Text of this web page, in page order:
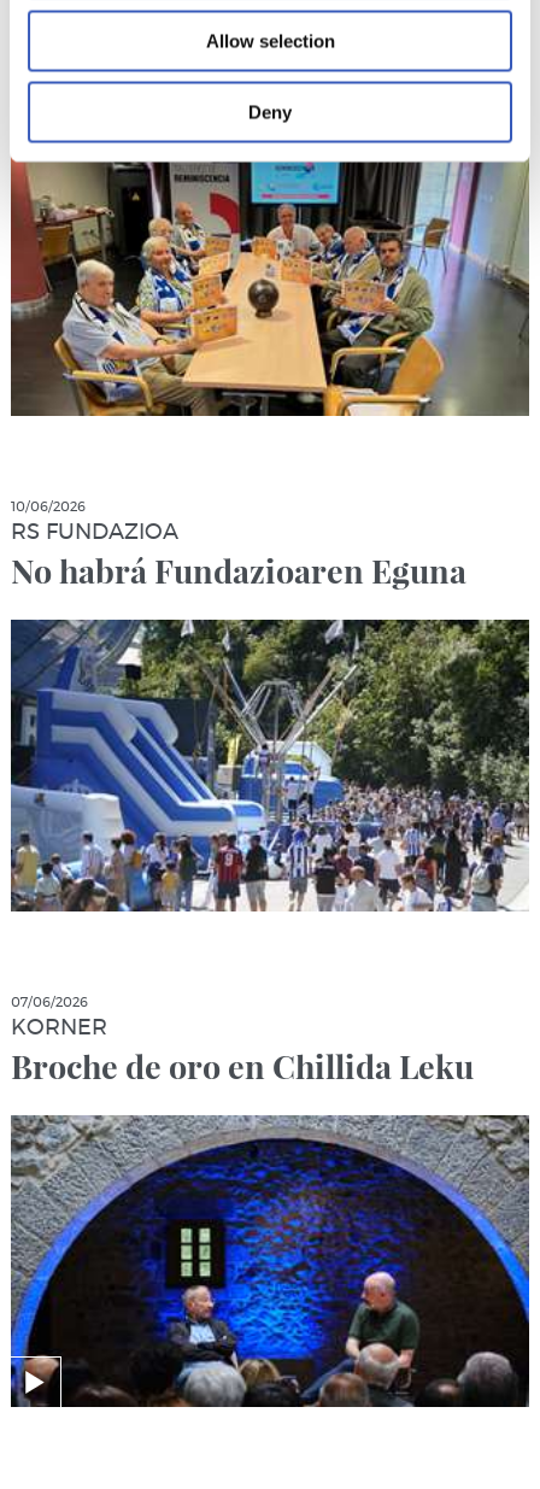
Allow selection
Deny
17/06/2026
Recordando vida
10/06/2026
RS FUNDAZIOA
No habrá Fundazioaren Eguna
07/06/2026
KORNER
Broche de oro en Chillida Leku